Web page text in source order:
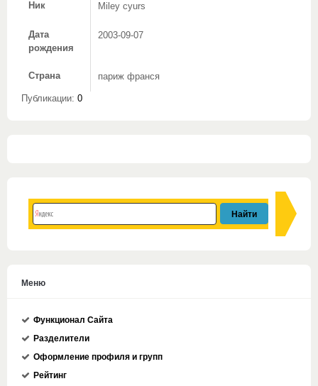
Ник Miley cyurs
Дата
рождения
2003-09-07
Страна париж франся
Публикации: 0
Меню
Функционал Сайта
Разделители
Оформление профиля и групп
Рейтинг